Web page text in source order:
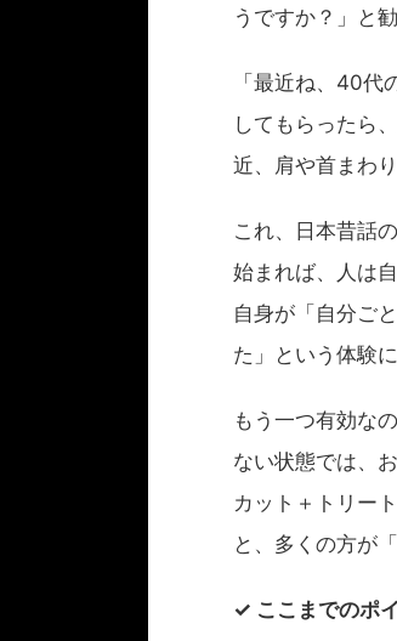
うですか？」と
「最近ね、40
してもらったら
近、肩や首まわ
これ、日本昔話
始まれば、人は
自身が「自分ご
た」という体験
もう一つ有効な
ない状態では、
カット＋トリー
と、多くの方が
✓ ここまでのポ